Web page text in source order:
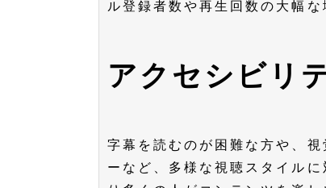
ル登録者数や再生回数の大幅な
アクセシビリ
字幕を読むのが困難な方や、
ーなど、多様な視聴スタイル